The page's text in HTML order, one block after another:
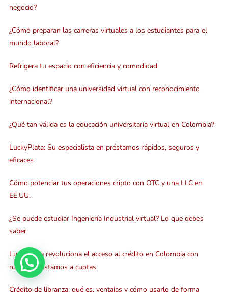
negocio?
¿Cómo preparan las carreras virtuales a los estudiantes para el
mundo laboral?
Refrigera tu espacio con eficiencia y comodidad
¿Cómo identificar una universidad virtual con reconocimiento
internacional?
¿Qué tan válida es la educación universitaria virtual en Colombia?
LuckyPlata: Su especialista en préstamos rápidos, seguros y
eficaces
Cómo potenciar tus operaciones cripto con OTC y una LLC en
EE.UU.
¿Se puede estudiar Ingeniería Industrial virtual? Lo que debes
saber
LuckyPlata revoluciona el acceso al crédito en Colombia con
nuevos préstamos a cuotas
Crédito de libranza: qué es, ventajas y cómo usarlo de forma